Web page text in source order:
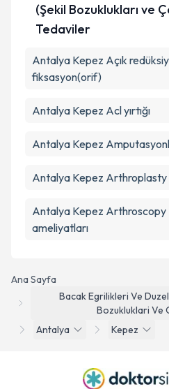
Ana Sayfa
Bacak Egrilikleri Ve
Bozukluklari Ve
Antalya
Kepez
(Şekil Bozuklukları ve
Tedaviler
Antalya Kepez Açık
fiksasyon(orif)
Antalya Kepez Acl yırtığı
Antalya Kepez
Antalya Kepez Arthroplasty
Antalya Kepez Arthroscopy
ameliyatları